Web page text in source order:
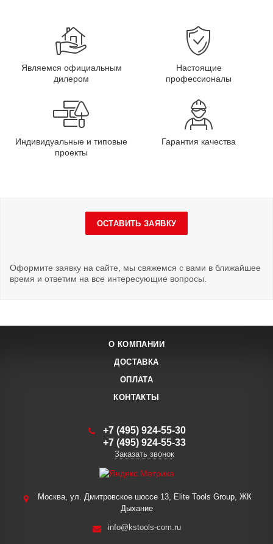
Являемся официальным
дилером
Настоящие
профессионалы
Индивидуальные и типовые
проекты
Гарантия качества
ОСТАВИТЬ ЗАЯВКУ
Оформите заявку на сайте, мы свяжемся с вами в ближайшее
время и ответим на все интересующие вопросы.
О КОМПАНИИ
ДОСТАВКА
ОПЛАТА
КОНТАКТЫ
+7 (495) 924-55-30
+7 (495) 924-55-33
Заказать звонок
Москва, ул. Дмитровское шоссе 13, Elite Tools Group, ЖК
Дыхание
info@kstools-com.ru